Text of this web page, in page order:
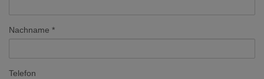
Nachname
Telefon